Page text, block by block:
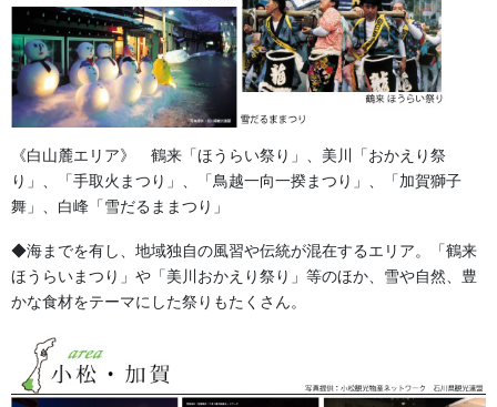
前の記事
裃かみしも
2023/06/14
祭礼用たっつけ袴 22H24-08
2023/06/26
《白山麓エリア》 鶴来「ほうらい祭り」、美川「おかえり祭
り」、「手取火まつり」、「鳥越一向一揆まつり」、「加賀獅子
舞」、白峰「雪だるままつり」
◆海までを有し、地域独自の風習や伝統が混在するエリア。「鶴来
ほうらいまつり」や「美川おかえり祭り」等のほか、雪や自然、豊
かな食材をテーマにした祭りもたくさん。